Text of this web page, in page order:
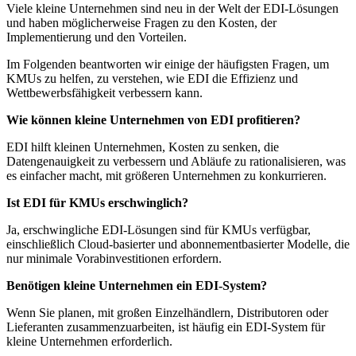
Viele kleine Unternehmen sind neu in der Welt der EDI-Lösungen
und haben möglicherweise Fragen zu den Kosten, der
Implementierung und den Vorteilen.
Im Folgenden beantworten wir einige der häufigsten Fragen, um
KMUs zu helfen, zu verstehen, wie EDI die Effizienz und
Wettbewerbsfähigkeit verbessern kann.
Wie können kleine Unternehmen von EDI profitieren?
EDI hilft kleinen Unternehmen, Kosten zu senken, die
Datengenauigkeit zu verbessern und Abläufe zu rationalisieren, was
es einfacher macht, mit größeren Unternehmen zu konkurrieren.
Ist EDI für KMUs erschwinglich?
Ja, erschwingliche EDI-Lösungen sind für KMUs verfügbar,
einschließlich Cloud-basierter und abonnementbasierter Modelle, die
nur minimale Vorabinvestitionen erfordern.
Benötigen kleine Unternehmen ein EDI-System?
Wenn Sie planen, mit großen Einzelhändlern, Distributoren oder
Lieferanten zusammenzuarbeiten, ist häufig ein EDI-System für
kleine Unternehmen erforderlich.